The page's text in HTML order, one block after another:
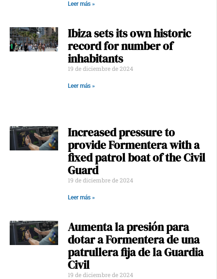
Leer más »
Ibiza sets its own historic
record for number of
inhabitants
19 de diciembre de 2024
Leer más »
Increased pressure to
provide Formentera with a
fixed patrol boat of the Civil
Guard
19 de diciembre de 2024
Leer más »
Aumenta la presión para
dotar a Formentera de una
patrullera fija de la Guardia
Civil
19 de diciembre de 2024